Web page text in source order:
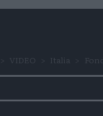
VIDEO Italia